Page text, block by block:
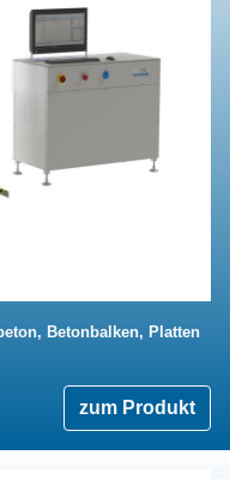
Betonbalken, Platten
zum Produkt